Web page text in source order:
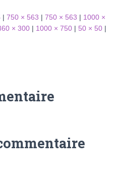
| 750 × 563 | 750 × 563 | 1000 ×
× 300 | 1000 × 750 | 50 × 50 |